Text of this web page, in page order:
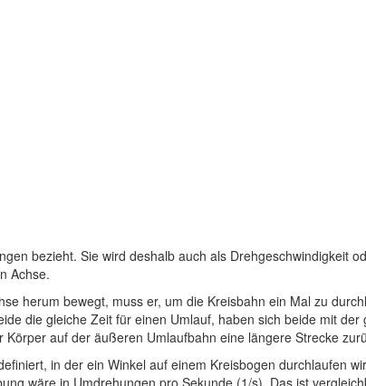
bezieht. Sie wird deshalb auch als Drehgeschwindigkeit
Achse.
herum bewegt, muss er, um die Kreisbahn ein Mal zu
die gleiche Zeit für einen Umlauf, haben sich beide mit
auf der äußeren Umlaufbahn eine längere Strecke
in der ein Winkel auf einem Kreisbogen durchlaufen
wäre in Umdrehungen pro Sekunde (1/s). Das ist